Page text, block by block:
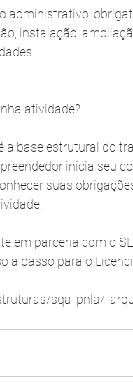
administrativo,
instalação,
atividade?
a base estrutural do
inicia seu
suas
em parceria com o
a passo para o
sqa_pnla/